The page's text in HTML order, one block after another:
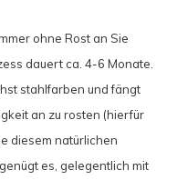
ohne Rost an Sie
dauert ca. 4-6 Monate.
stahlfarben und fängt
an zu rosten (hierfür
diesem natürlichen
es, gelegentlich mit